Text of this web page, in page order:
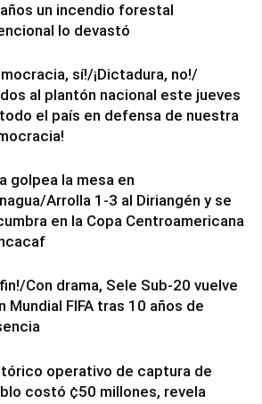
un incendio forestal
lo devastó
sí!/¡Dictadura, no!/
al plantón nacional este jueves
el país en defensa de nuestra
golpea la mesa en
Arrolla 1-3 al Diriangén y se
en la Copa Centroamericana
fin!/Con drama, Sele Sub-20 vuelve
Mundial FIFA tras 10 años de
operativo de captura de
costó ¢50 millones, revela